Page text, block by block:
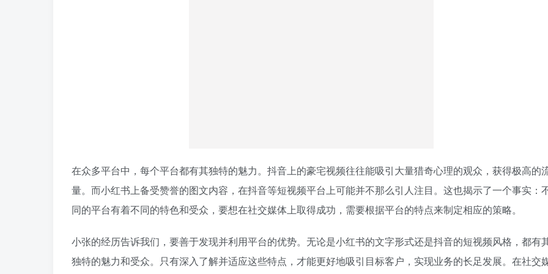
在众多平台中，每个平台都有其独特的魅力。抖音上的豪宅视频往往能吸引大量猎奇心理的观众，获得极高的
量。而小红书上备受赞誉的图文内容，在抖音等短视频平台上可能并不那么引人注目。这也揭示了一个事实：
同的平台有着不同的特色和受众，要想在社交媒体上取得成功，需要根据平台的特点来制定相应的策略。
小张的经历告诉我们，要善于发现并利用平台的优势。无论是小红书的文字形式还是抖音的短视频风格，都有
独特的魅力和受众。只有深入了解并适应这些特点，才能更好地吸引目标客户，实现业务的长足发展。在社交